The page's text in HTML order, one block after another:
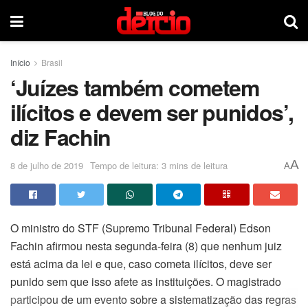
Início Brasil
‘Juízes também cometem
ilícitos e devem ser punidos’,
diz Fachin
8 de julho de 2019 Tempo de leitura: 3 mins de leitura AA
O ministro do STF (Supremo Tribunal Federal) Edson
Fachin afirmou nesta segunda-feira (8) que nenhum juiz
está acima da lei e que, caso cometa ilícitos, deve ser
punido sem que isso afete as instituições. O magistrado
participou de um evento sobre a sistematização das regras